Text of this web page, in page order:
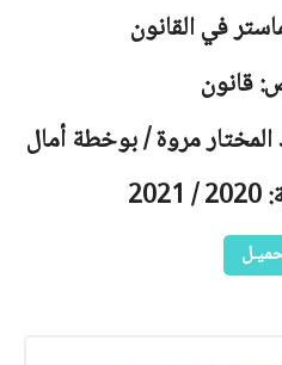
في القانون
قانون
المختار مروة / بوخطة أمال